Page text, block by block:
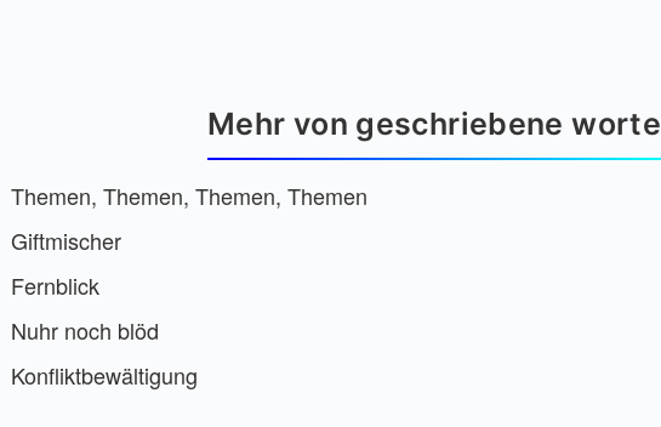
Mehr von geschriebene worte
Themen, Themen, Themen, Themen
Giftmischer
Fernblick
Nuhr noch blöd
Konfliktbewältigung